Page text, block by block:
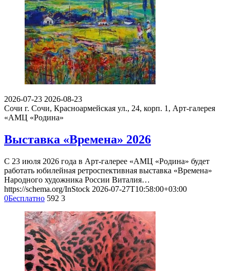
2026-07-23 2026-08-23
Сочи г. Сочи, Красноармейская ул., 24, корп. 1, Арт-галерея
«АМЦ «Родина»
Выставка «Времена» 2026
С 23 июля 2026 года в Арт-галерее «АМЦ «Родина» будет
работать юбилейная ретроспективная выставка «Времена»
Народного художника России Виталия…
https://schema.org/InStock 2026-07-27T10:58:00+03:00
0Бесплатно 592 3